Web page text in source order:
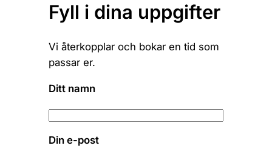
Fyll i dina uppgifter
Vi återkopplar och bokar en tid som
passar er.
Ditt namn
Din e-post